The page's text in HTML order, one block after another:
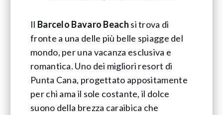
Il Barcelo Bavaro Beach si trova di
fronte a una delle più belle spiagge del
mondo, per una vacanza esclusiva e
romantica. Uno dei migliori resort di
Punta Cana, progettato appositamente
per chi ama il sole costante, il dolce
suono della brezza caraibica che